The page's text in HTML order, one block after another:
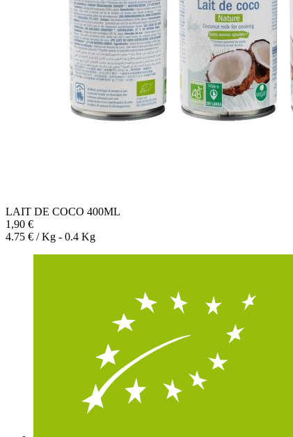
LAIT DE COCO 400ML
1,90 €
4.75 € / Kg - 0.4 Kg